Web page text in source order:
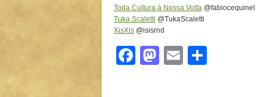
Toda Cultura à Nossa Volta @fabiocequinel
Tuka Scaletti @TukaScaletti
XisXis @isisrnd
Facebook
Mastodon
Email